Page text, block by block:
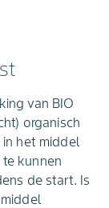
van BIO
organisch
het middel
kunnen
de start. Is